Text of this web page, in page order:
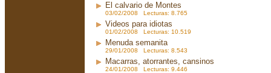
El calvario de Montes
03/02/2008 Lecturas: 8.765
Videos para idiotas
01/02/2008 Lecturas: 10.519
Menuda semanita
29/01/2008 Lecturas: 8.543
Macarras, atorrantes, cansinos
24/01/2008 Lecturas: 9.446